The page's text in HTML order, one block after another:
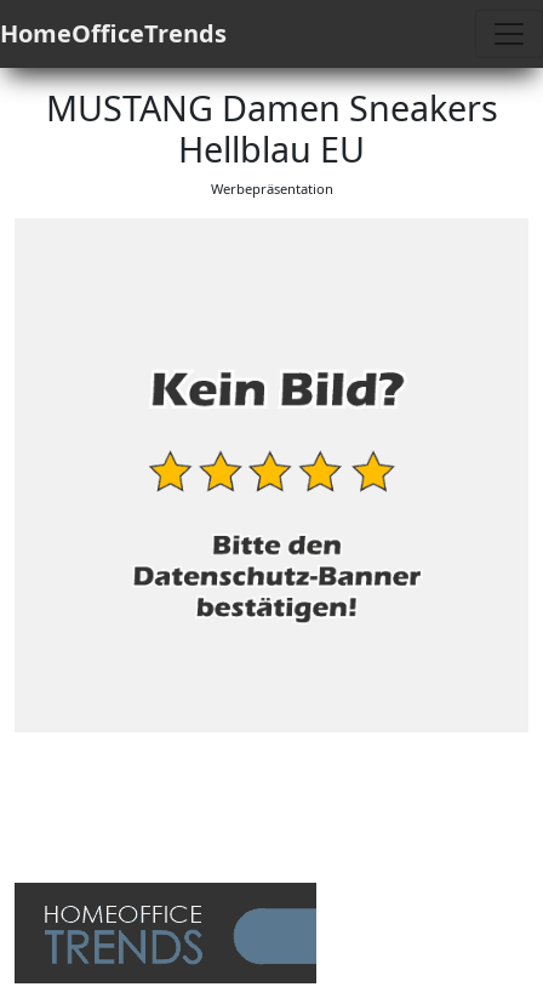
HomeOfficeTrends
MUSTANG Damen Sneakers
Hellblau EU
Werbepräsentation